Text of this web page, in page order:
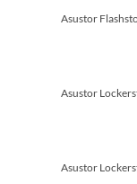
Asustor
Asustor
Asustor